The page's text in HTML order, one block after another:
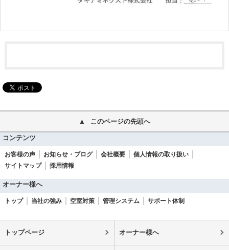
このページの先頭へ
コンテンツ
お客様の声 お知らせ・ブログ 会社概要
個人情報の取り扱い
サイトマップ
採用情報
オーナー様へ
トップ 当社の強み 空室対策 管理システム サポート体制
トップページ オーナー様へ